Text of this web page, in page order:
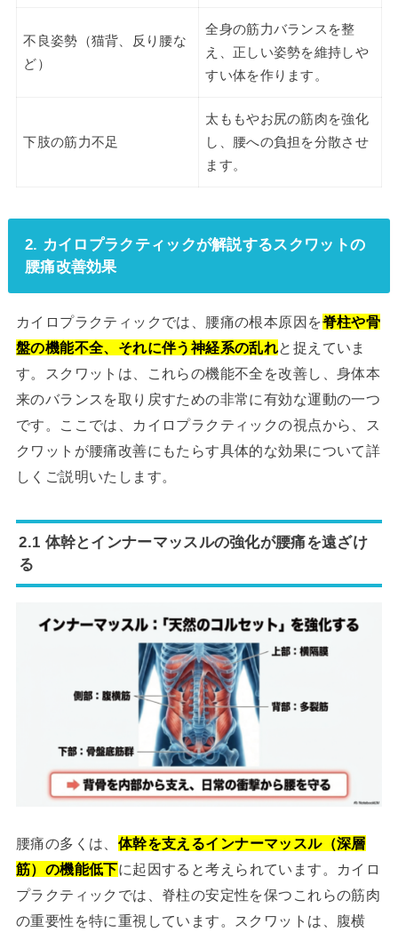
不良姿勢（猫背、反り腰な
ど）
全身の筋力バランスを整
え、正しい姿勢を維持しや
すい体を作ります。
下肢の筋力不足
太ももやお尻の筋肉を強化
し、腰への負担を分散させ
ます。
2. カイロプラクティックが解説するスクワットの
腰痛改善効果
カイロプラクティックでは、腰痛の根本原因を脊柱や骨
盤の機能不全、それに伴う神経系の乱れと捉えていま
す。スクワットは、これらの機能不全を改善し、身体本
来のバランスを取り戻すための非常に有効な運動の一つ
です。ここでは、カイロプラクティックの視点から、ス
クワットが腰痛改善にもたらす具体的な効果について詳
しくご説明いたします。
2.1 体幹とインナーマッスルの強化が腰痛を遠ざけ
る
腰痛の多くは、 体幹を支えるインナーマッスル（深層
筋）の機能低下に起因すると考えられています。カイロ
プラクティックでは、脊柱の安定性を保つこれらの筋肉
の重要性を特に重視しています。スクワットは、腹横